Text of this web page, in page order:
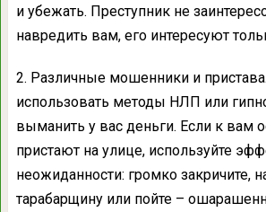
и убежать. Преступник не
навредить вам, его интересуют
2. Различные мошенники и
использовать методы НЛП или
выманить у вас деньги. Если к вам
пристают на улице, используйте
неожиданности: громко закричите,
тарабарщину или пойте –